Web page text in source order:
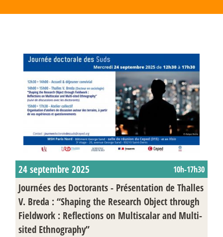
24 septembre 2025 10h-17h30
Journées des Doctorants - Présentation de Thalles
V. Breda : “Shaping the Research Object through
Fieldwork : Reflections on Multiscalar and Multi-
sited Ethnography”